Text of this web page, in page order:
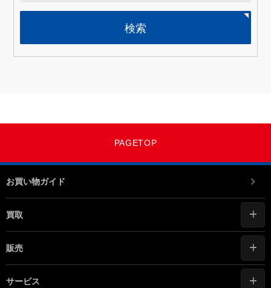
検索
PAGETOP
お買い物ガイド
買取
販売
サービス